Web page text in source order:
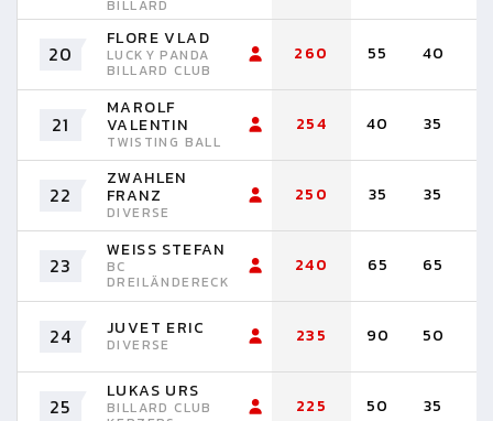
BILLARD
20
FLORE VLAD
LUCKY PANDA
BILLARD CLUB
260 55 40
21
MAROLF
VALENTIN
TWISTING BALL
254 40 35
22
ZWAHLEN
FRANZ
DIVERSE
250 35 35
23
WEISS STEFAN
BC
DREILÄNDERECK
240 65 65
24 JUVET ERIC
DIVERSE 235 90 50
25
LUKAS URS
BILLARD CLUB 225 50 35